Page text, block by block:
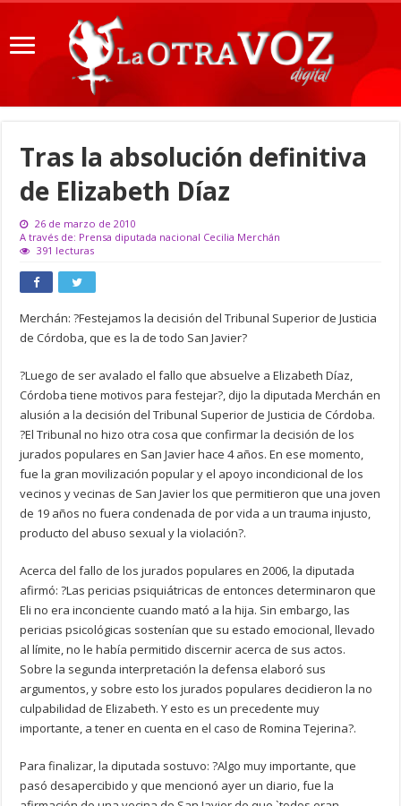
Tras la absolución definitiva
de Elizabeth Díaz
26 de marzo de 2010
A través de: Prensa diputada nacional Cecilia Merchán
391 lecturas
Merchán: ?Festejamos la decisión del Tribunal Superior de Justicia
de Córdoba, que es la de todo San Javier?
?Luego de ser avalado el fallo que absuelve a Elizabeth Díaz,
Córdoba tiene motivos para festejar?, dijo la diputada Merchán en
alusión a la decisión del Tribunal Superior de Justicia de Córdoba.
?El Tribunal no hizo otra cosa que confirmar la decisión de los
jurados populares en San Javier hace 4 años. En ese momento,
fue la gran movilización popular y el apoyo incondicional de los
vecinos y vecinas de San Javier los que permitieron que una joven
de 19 años no fuera condenada de por vida a un trauma injusto,
producto del abuso sexual y la violación?.
Acerca del fallo de los jurados populares en 2006, la diputada
afirmó: ?Las pericias psiquiátricas de entonces determinaron que
Eli no era inconciente cuando mató a la hija. Sin embargo, las
pericias psicológicas sostenían que su estado emocional, llevado
al límite, no le había permitido discernir acerca de sus actos.
Sobre la segunda interpretación la defensa elaboró sus
argumentos, y sobre esto los jurados populares decidieron la no
culpabilidad de Elizabeth. Y esto es un precedente muy
importante, a tener en cuenta en el caso de Romina Tejerina?.
Para finalizar, la diputada sostuvo: ?Algo muy importante, que
pasó desapercibido y que mencionó ayer un diario, fue la